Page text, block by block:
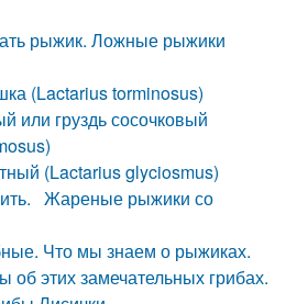
рыжик. Ложные рыжики
(Lactarius torminosus)
или груздь сосочковый
(Lactarius glyciosmus)
Жареные рыжики со
Что мы знаем о рыжиках.
этих замечательных грибах.